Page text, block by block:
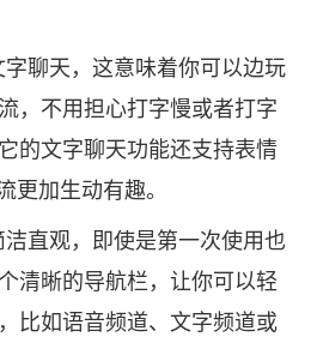
聊天，这意味着你可以边玩
，不用担心打字慢或者打字
的文字聊天功能还支持表情
加生动有趣。
直观，即使是第一次使用也
清晰的导航栏，让你可以轻
比如语音频道、文字频道或